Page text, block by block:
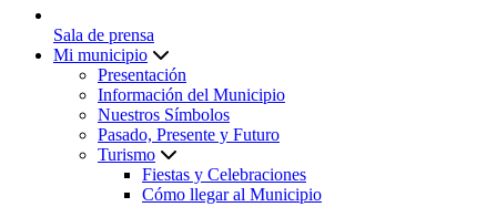
Sala de prensa
Mi municipio
Presentación
Información del Municipio
Nuestros Símbolos
Pasado, Presente y Futuro
Turismo
Fiestas y Celebraciones
Cómo llegar al Municipio